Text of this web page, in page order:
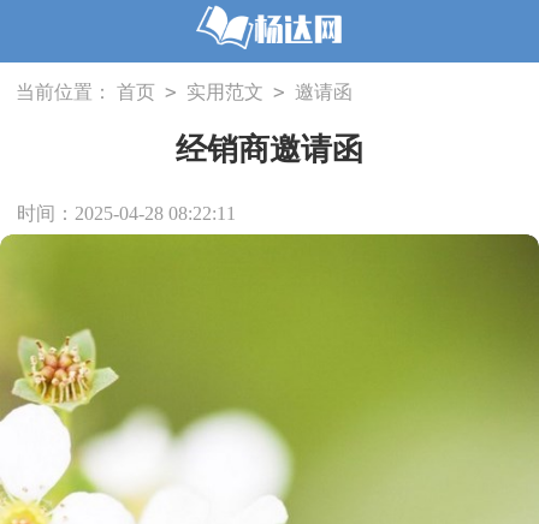
当前位置： 首页 > 实用范文 > 邀请函
经销商邀请函
时间：2025-04-28 08:22:11